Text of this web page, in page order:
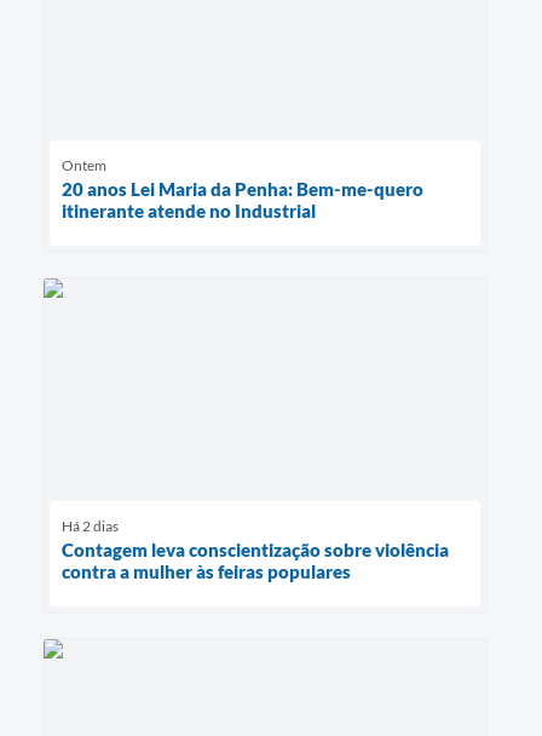
Ontem
20 anos Lei Maria da Penha: Bem-me-quero
itinerante atende no Industrial
Há 2 dias
Contagem leva conscientização sobre violência
contra a mulher às feiras populares